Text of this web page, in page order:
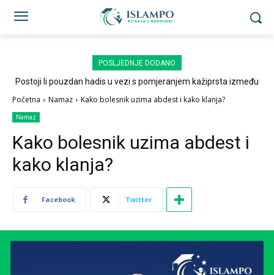
POSLJEDNJE DODANO
Postoji li pouzdan hadis u vezi s pomjeranjem kažiprsta između
Početna Namaz Kako bolesnik uzima abdest i kako klanja?
Namaz
Kako bolesnik uzima abdest i
kako klanja?
Facebook Twitter